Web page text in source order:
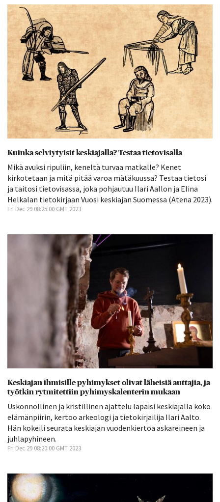
Kuinka selviytyisit keskiajalla? Testaa tietovisalla
Mikä avuksi ripuliin, keneltä turvaa matkalle? Kenet
kirkotetaan ja mitä pitää varoa mätäkuussa? Testaa tietosi
ja taitosi tietovisassa, joka pohjautuu Ilari Aallon ja Elina
Helkalan tietokirjaan Vuosi keskiajan Suomessa (Atena 2023).
Fri Dec 29 08:25:00 GMT 2023
Keskiajan ihmisille pyhimykset olivat läheisiä auttajia, ja
työtkin rytmitettiin pyhimyskalenterin mukaan
Uskonnollinen ja kristillinen ajattelu läpäisi keskiajalla koko
elämänpiirin, kertoo arkeologi ja tietokirjailija Ilari Aalto.
Hän kokeili seurata keskiajan vuodenkiertoa askareineen ja
juhlapyhineen.
Fri Dec 29 08:20:00 GMT 2023